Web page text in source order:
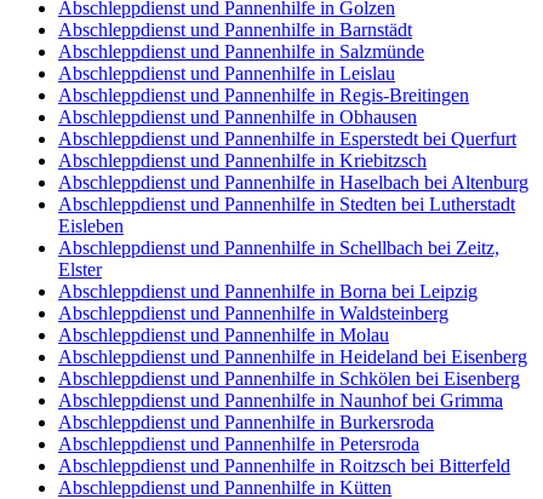
Abschleppdienst und Pannenhilfe in Golzen
Abschleppdienst und Pannenhilfe in Barnstädt
Abschleppdienst und Pannenhilfe in Salzmünde
Abschleppdienst und Pannenhilfe in Leislau
Abschleppdienst und Pannenhilfe in Regis-Breitingen
Abschleppdienst und Pannenhilfe in Obhausen
Abschleppdienst und Pannenhilfe in Esperstedt bei Querfurt
Abschleppdienst und Pannenhilfe in Kriebitzsch
Abschleppdienst und Pannenhilfe in Haselbach bei Altenburg
Abschleppdienst und Pannenhilfe in Stedten bei Lutherstadt
Eisleben
Abschleppdienst und Pannenhilfe in Schellbach bei Zeitz,
Elster
Abschleppdienst und Pannenhilfe in Borna bei Leipzig
Abschleppdienst und Pannenhilfe in Waldsteinberg
Abschleppdienst und Pannenhilfe in Molau
Abschleppdienst und Pannenhilfe in Heideland bei Eisenberg
Abschleppdienst und Pannenhilfe in Schkölen bei Eisenberg
Abschleppdienst und Pannenhilfe in Naunhof bei Grimma
Abschleppdienst und Pannenhilfe in Burkersroda
Abschleppdienst und Pannenhilfe in Petersroda
Abschleppdienst und Pannenhilfe in Roitzsch bei Bitterfeld
Abschleppdienst und Pannenhilfe in Kütten